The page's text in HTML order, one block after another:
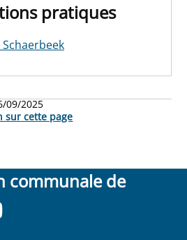
pratiques
09/2025
sur cette page
communale de